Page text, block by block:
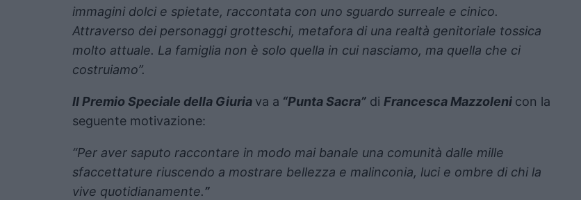
immagini dolci e spietate, raccontata con uno sguardo surreale e cinico.
Attraverso dei personaggi grotteschi, metafora di una realtà genitoriale tossica
molto attuale. La famiglia non è solo quella in cui nasciamo, ma quella che ci
costruiamo”.
Il Premio Speciale della Giuria va a “Punta Sacra” di Francesca Mazzoleni con la
seguente motivazione:
“Per aver saputo raccontare in modo mai banale una comunità dalle mille
sfaccettature riuscendo a mostrare bellezza e malinconia, luci e ombre di chi la
vive quotidianamente.”